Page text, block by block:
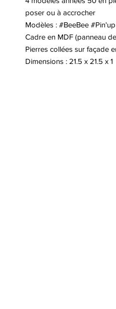
poser ou à accrocher
Modèles : #BeeBee
Cadre en MDF (panneau
Pierres collées sur façade
Dimensions : 21.5 x 21.5 x 1